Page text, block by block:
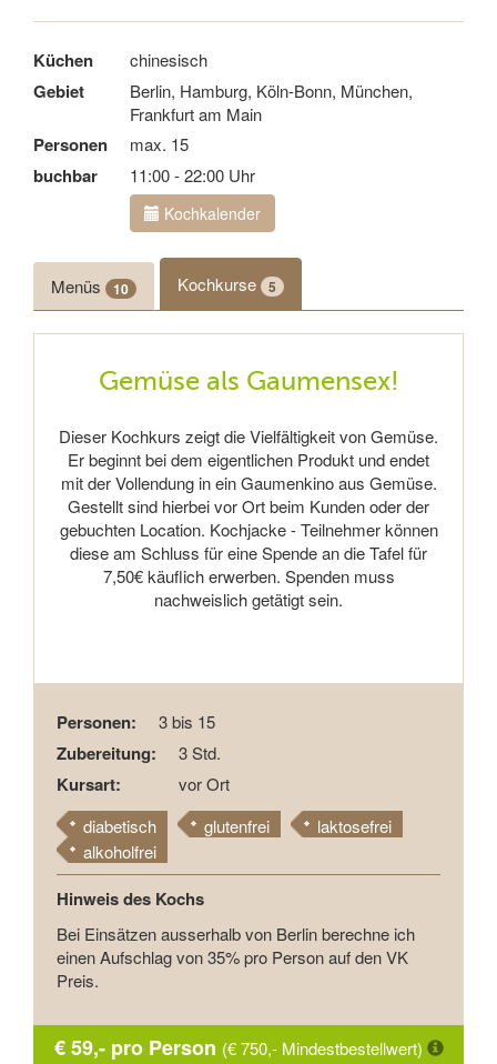
Küchen chinesisch
Gebiet
Berlin, Hamburg, Köln-Bonn, München,
Frankfurt am Main
Personen max. 15
buchbar 11:00 - 22:00 Uhr
Kochkalender
Menüs 10 Kochkurse 5
Gemüse als Gaumensex!
Dieser Kochkurs zeigt die Vielfältigkeit von Gemüse.
Er beginnt bei dem eigentlichen Produkt und endet
mit der Vollendung in ein Gaumenkino aus Gemüse.
Gestellt sind hierbei vor Ort beim Kunden oder der
gebuchten Location. Kochjacke - Teilnehmer können
diese am Schluss für eine Spende an die Tafel für
7,50€ käuflich erwerben. Spenden muss
nachweislich getätigt sein.
Personen: 3 bis 15
Zubereitung: 3 Std.
Kursart:
vor Ort
diabetisch
glutenfrei
laktosefrei
alkoholfrei
Hinweis des Kochs
Bei Einsätzen ausserhalb von Berlin berechne ich
einen Aufschlag von 35% pro Person auf den VK
Preis.
€ 59,- pro Person (€ 750,- Mindestbestellwert)